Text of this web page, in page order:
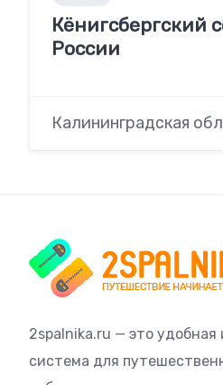
Кёнигсбергский
России
Калининградская
2spalnika.ru — это
система для